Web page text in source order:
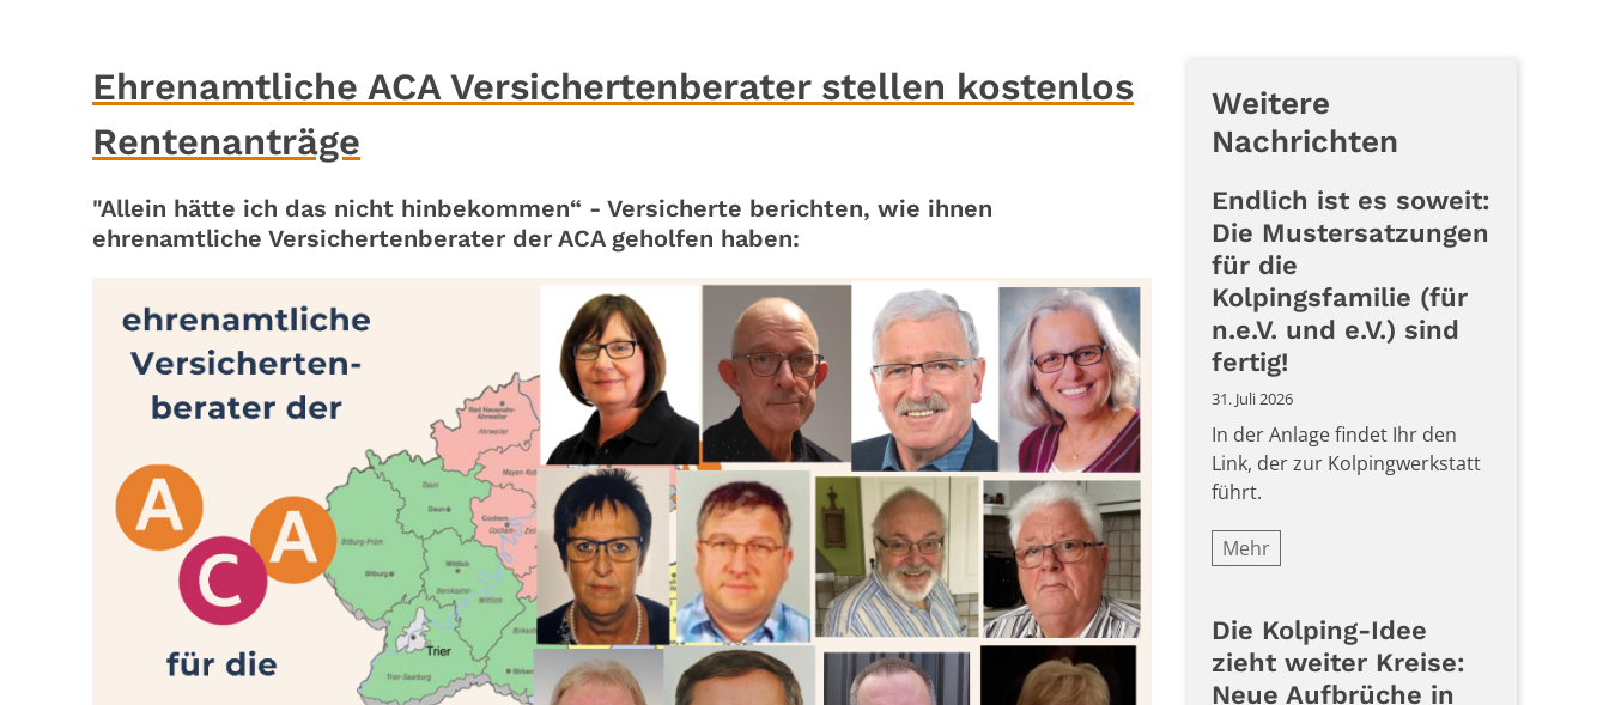
Ehrenamtliche ACA Versichertenberater stellen kostenlos
Rentenanträge
"Allein hätte ich das nicht hinbekommen“ - Versicherte berichten, wie ihnen
ehrenamtliche Versichertenberater der ACA geholfen haben:
Weitere
Nachrichten
Endlich ist es soweit:
Die Mustersatzungen
für die
Kolpingsfamilie (für
n.e.V. und e.V.) sind
fertig!
31. Juli 2026
In der Anlage findet Ihr den
Link, der zur Kolpingwerkstatt
führt.
Mehr
Die Kolping-Idee
zieht weiter Kreise:
Neue Aufbrüche in